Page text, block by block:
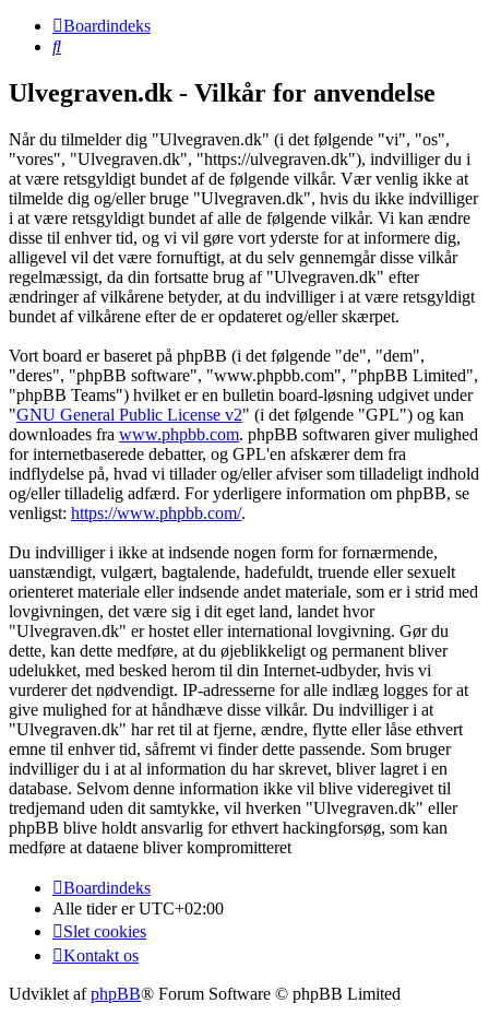
Boardindeks
Søg
Ulvegraven.dk - Vilkår for anvendelse
Når du tilmelder dig "Ulvegraven.dk" (i det følgende "vi", "os",
"vores", "Ulvegraven.dk", "https://ulvegraven.dk"), indvilliger du i
at være retsgyldigt bundet af de følgende vilkår. Vær venlig ikke at
tilmelde dig og/eller bruge "Ulvegraven.dk", hvis du ikke indvilliger
i at være retsgyldigt bundet af alle de følgende vilkår. Vi kan ændre
disse til enhver tid, og vi vil gøre vort yderste for at informere dig,
alligevel vil det være fornuftigt, at du selv gennemgår disse vilkår
regelmæssigt, da din fortsatte brug af "Ulvegraven.dk" efter
ændringer af vilkårene betyder, at du indvilliger i at være retsgyldigt
bundet af vilkårene efter de er opdateret og/eller skærpet.
Vort board er baseret på phpBB (i det følgende "de", "dem",
"deres", "phpBB software", "www.phpbb.com", "phpBB Limited",
"phpBB Teams") hvilket er en bulletin board-løsning udgivet under
"GNU General Public License v2" (i det følgende "GPL") og kan
downloades fra www.phpbb.com. phpBB softwaren giver mulighed
for internetbaserede debatter, og GPL'en afskærer dem fra
indflydelse på, hvad vi tillader og/eller afviser som tilladeligt indhold
og/eller tilladelig adfærd. For yderligere information om phpBB, se
venligst: https://www.phpbb.com/.
Du indvilliger i ikke at indsende nogen form for fornærmende,
uanstændigt, vulgært, bagtalende, hadefuldt, truende eller sexuelt
orienteret materiale eller indsende andet materiale, som er i strid med
lovgivningen, det være sig i dit eget land, landet hvor
"Ulvegraven.dk" er hostet eller international lovgivning. Gør du
dette, kan dette medføre, at du øjeblikkeligt og permanent bliver
udelukket, med besked herom til din Internet-udbyder, hvis vi
vurderer det nødvendigt. IP-adresserne for alle indlæg logges for at
give mulighed for at håndhæve disse vilkår. Du indvilliger i at
"Ulvegraven.dk" har ret til at fjerne, ændre, flytte eller låse ethvert
emne til enhver tid, såfremt vi finder dette passende. Som bruger
indvilliger du i at al information du har skrevet, bliver lagret i en
database. Selvom denne information ikke vil blive videregivet til
tredjemand uden dit samtykke, vil hverken "Ulvegraven.dk" eller
phpBB blive holdt ansvarlig for ethvert hackingforsøg, som kan
medføre at dataene bliver kompromitteret
Boardindeks
Alle tider erUTC+02:00
Slet cookies
Kontakt os
Udviklet afphpBB® Forum Software © phpBB Limited